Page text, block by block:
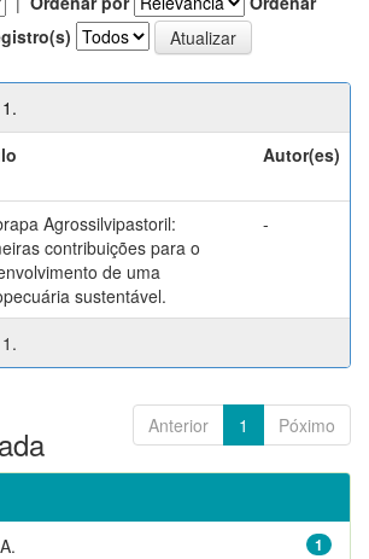
Autor(es)
Agrossilvipastoril:
contribuições para o
de uma
sustentável.
-
Anterior 1 Póximo
1